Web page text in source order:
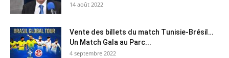
14 août 2022
Vente des billets du match Tunisie-Brésil…
Un Match Gala au Parc...
4 septembre 2022